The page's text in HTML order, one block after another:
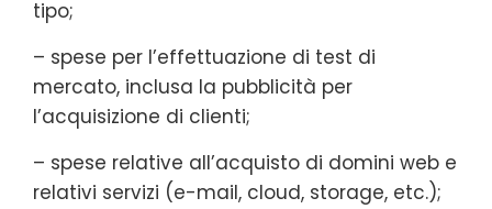
tipo;
– spese per l’effettuazione di test di
mercato, inclusa la pubblicità per
l’acquisizione di clienti;
– spese relative all’acquisto di domini web e
relativi servizi (e-mail, cloud, storage, etc.);